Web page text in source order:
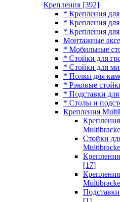
Крепления [392]
* Крепления
* Крепления
* Крепления
Монтажные
* Мобильные
* Стойки для
* Стойки для
* Полки для
* Рэковые
* Подставки
* Столы и
Крепления
Стойки
[17]